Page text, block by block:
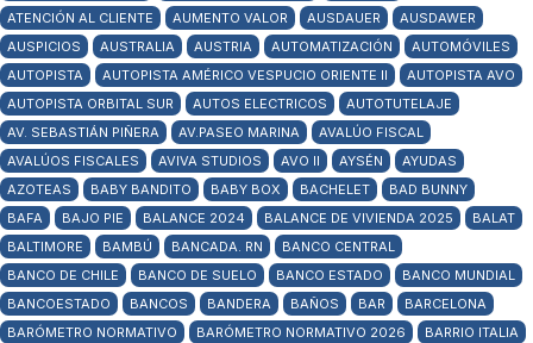
ATENCIÓN AL CLIENTE
AUMENTO VALOR AUSDAUER
AUSDAWER
AUSPICIOS
AUSTRALIA AUSTRIA AUTOMATIZACIÓN
AUTOMÓVILES
AUTOPISTA
AUTOPISTA AMÉRICO VESPUCIO ORIENTE II
AUTOPISTA AVO
AUTOPISTA ORBITAL SUR
AUTOS ELECTRICOS
AUTOTUTELAJE
AV. SEBASTIÁN PIÑERA
AV.PASEO MARINA
AVALÚO FISCAL
AVALÚOS FISCALES
AVIVA STUDIOS AVO II AYSÉN
AYUDAS
AZOTEAS
BABY BANDITO BABY BOX BACHELET
BAD BUNNY
BAFA
BAJO PIE BALANCE 2024 BALANCE DE VIVIENDA 2025
BALAT
BALTIMORE
BAMBÚ BANCADA. RN
BANCO CENTRAL
BANCO DE CHILE
BANCO DE SUELO BANCO ESTADO
BANCO MUNDIAL
BANCOESTADO
BANCOS BANDERA BAÑOS BAR
BARCELONA
BARÓMETRO NORMATIVO
BARÓMETRO NORMATIVO 2026
BARRIO ITALIA